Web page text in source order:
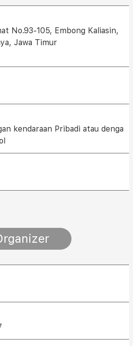
No.93-105, Embong Kaliasin,
Jawa Timur
kendaraan Pribadi atau denga